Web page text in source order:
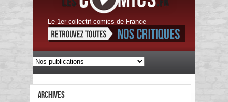
Le 1er collectif comics de France
ARCHIVES